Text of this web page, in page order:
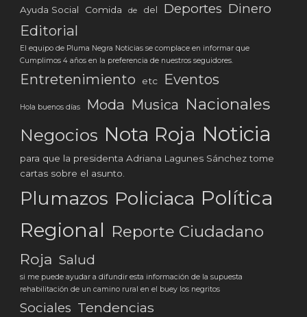
Ayuda Social Comida de del Deportes Dinero
Editorial
El equipo de Pluma Negra Noticias se complace en informar que
Cumplimos 4 años en la preferencia de nuestros seguidores.
Entretenimiento etc Eventos
Hola buenos días Moda Musica Nacionales
Negocios Nota Roja Noticia
para que la presidenta Adriana Lagunes Sánchez tome
cartas sobre el asunto.
Plumazos Policiaca Política
Regional Reporte Ciudadano
Roja Salud
si me puede ayudar a difundir esta información de la supuesta
rehabilitación de un camino rural en el buey los negritos
Sociales Tendencias